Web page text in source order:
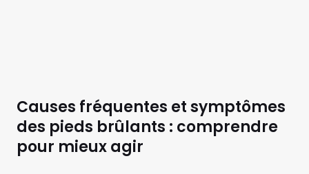
Causes fréquentes et symptômes
des pieds brûlants : comprendre
pour mieux agir